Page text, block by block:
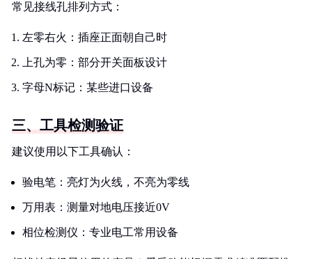
常见接线孔排列方式：
左零右火：插座正面朝自己时
上孔为零：部分开关面板设计
字母N标记：某些进口设备
三、工具检测验证
建议使用以下工具确认：
验电笔：亮灯为火线，不亮为零线
万用表：测量对地电压接近0V
相位检测仪：专业电工常用设备